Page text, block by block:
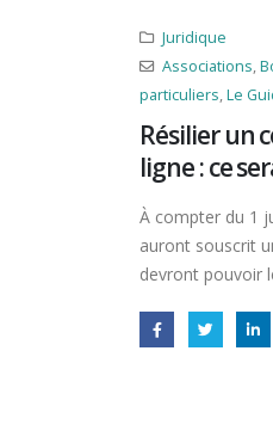
Juridique
Associations,
particuliers,Le
Résilier un
ligne : ce
À compter du 1
auront souscrit
devront pouvoir